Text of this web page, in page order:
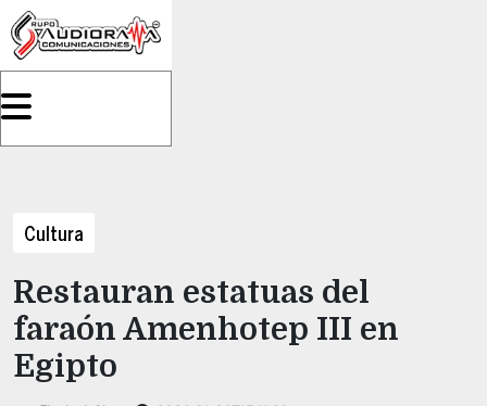
Cultura
Restauran estatuas del
faraón Amenhotep III en
Egipto